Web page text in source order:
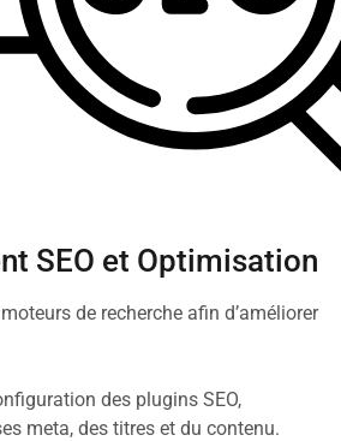
SEO et Optimisation
de recherche afin d’améliorer
des plugins SEO,
meta, des titres et du contenu.